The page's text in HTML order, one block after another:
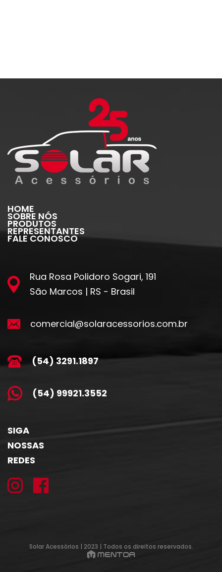
HOME
SOBRE NÓS
PRODUTOS
REPRESENTANTES
FALE CONOSCO
Rua Rosa Polidoro Sogari, 191
São Marcos | RS - Brasil
comercial@solaracessorios.com.br
(54) 3291.1897
(54) 99921.3552
SIGA
NOSSAS
REDES
Solar Acessórios | 2023 | Todos os direitos reservados.